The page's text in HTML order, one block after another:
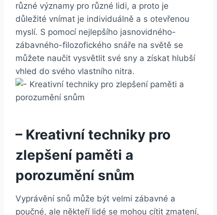
různé významy pro ‌různé ​lidi, a proto je
důležité vnímat je individuálně a s otevřenou
myslí. ⁢S pomocí nejlepšího jasnovidného-
zábavného-filozofického snáře na‌ světě se
‌můžete naučit vysvětlit své sny⁣ a získat hlubší
vhled do svého vlastního nitra.
– ⁢Kreativní techniky pro
zlepšení ‌paměti ⁢a
porozumění snům
Vyprávění snů ⁣může ⁢být velmi⁣ zábavné a
poučné, ale někteří lidé se mohou cítit zmatení,